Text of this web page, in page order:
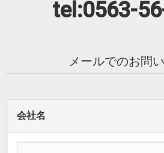
tel:0563-
メールでのお問
会社名